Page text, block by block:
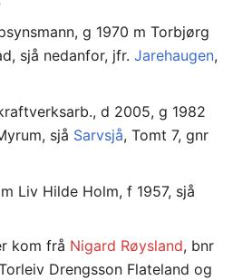
g 1970 m Torbjørg
sjå nedanfor, jfr. Jarehaugen,
d 2005, g 1982
sjå Sarvsjå, Tomt 7, gnr
Liv Hilde Holm, f 1957, sjå
kom frå Nigard Røysland, bnr
Drengsson Flateland og